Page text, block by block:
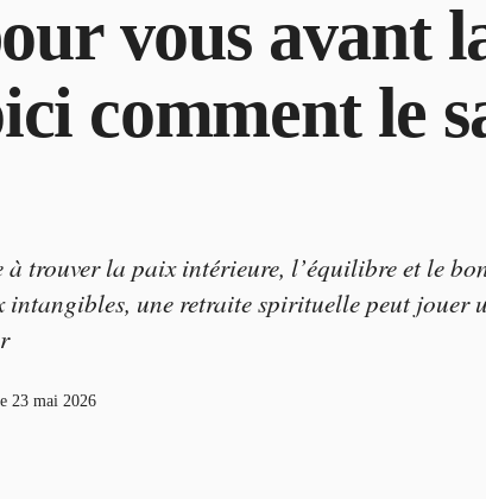
vous avant
comment le
à trouver la paix intérieure, l’équilibre et le
intangibles, une retraite spirituelle peut jouer
23 mai 2026